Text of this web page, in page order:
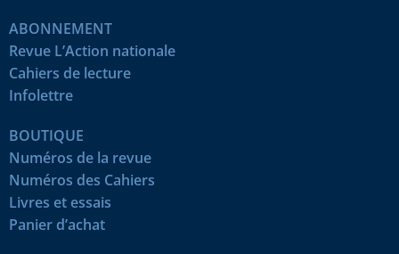
ABONNEMENT
Revue L’Action nationale
Cahiers de lecture
Infolettre
BOUTIQUE
Numéros de la revue
Numéros des Cahiers
Livres et essais
Panier d’achat